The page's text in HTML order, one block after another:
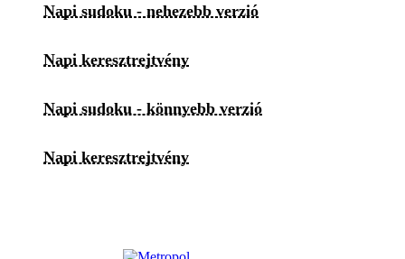
Napi sudoku - nehezebb verzió
Napi keresztrejtvény
Napi sudoku - könnyebb verzió
Napi keresztrejtvény